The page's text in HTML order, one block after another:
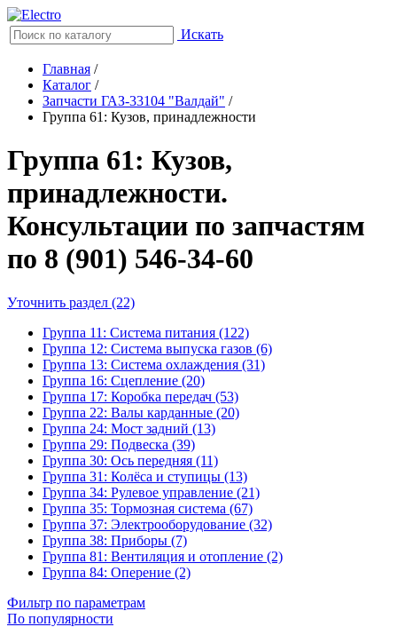
Искать
Главная /
Каталог /
Запчасти ГАЗ-33104 "Валдай" /
Группа 61: Кузов, принадлежности
Группа 61: Кузов,
принадлежности.
Консультации по запчастям
по 8 (901) 546-34-60
Уточнить раздел (22)
Группа 11: Система питания (122)
Группа 12: Система выпуска газов (6)
Группа 13: Система охлаждения (31)
Группа 16: Сцепление (20)
Группа 17: Коробка передач (53)
Группа 22: Валы карданные (20)
Группа 24: Мост задний (13)
Группа 29: Подвеска (39)
Группа 30: Ось передняя (11)
Группа 31: Колёса и ступицы (13)
Группа 34: Рулевое управление (21)
Группа 35: Тормозная система (67)
Группа 37: Электрооборудование (32)
Группа 38: Приборы (7)
Группа 81: Вентиляция и отопление (2)
Группа 84: Оперение (2)
Фильтр по параметрам
По популярности